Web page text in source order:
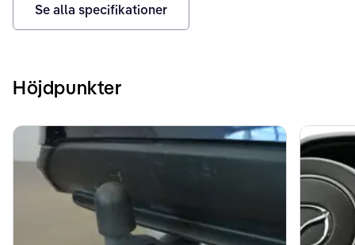
Se alla specifikationer
Höjdpunkter